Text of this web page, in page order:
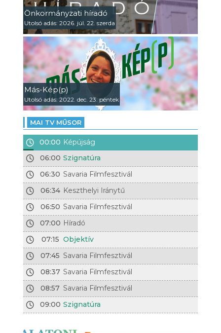
Önkormányzati híradó
Utolsó adás: 2026. júl. 22. szerda
Más-Kép(p)
Utolsó adás: 2022. dec. 23. péntek
MAI TV MŰSOR
00:00 Képújság
06:00 Szignatúra
06:30 Savaria Filmfesztivál
06:34 Keszthelyi Iránytű
06:50 Savaria Filmfesztivál
07:00 Híradó
07:15 Objektív
07:45 Savaria Filmfesztivál
08:37 Savaria Filmfesztivál
08:57 Savaria Filmfesztivál
09:00 Szignatúra